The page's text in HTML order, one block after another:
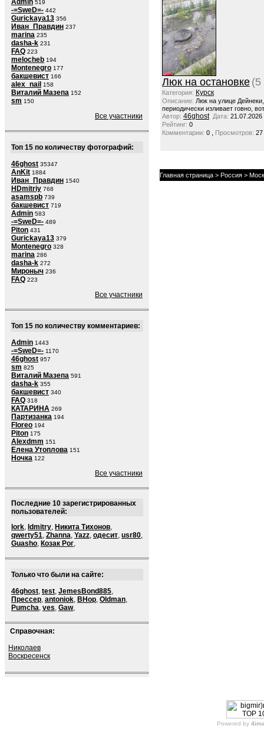
Admin 519
-=SweD=- 442
Gurickaya13 356
Иван_Правдин 237
marina 235
dasha-k 231
FAQ 223
melocheb 194
Montenegro 177
бакшевист 166
alex_nail 158
Виталий Мазепа 152
sm 150
Все участники
Топ 15 по количеству фотографий:
46ghost 35347
AnKit 1884
Иван_Правдин 1540
HDmitriy 768
asamspb 739
бакшевист 719
Admin 583
-=SweD=- 489
Piton 431
Gurickaya13 379
Montenegro 328
marina 286
dasha-k 272
Мироныч 236
FAQ 223
Все участники
Топ 15 по количеству комментариев:
Admin 1443
-=SweD=- 1170
46ghost 957
sm 825
Виталий Мазепа 591
dasha-k 355
бакшевист 340
FAQ 318
КАТАРИНА 269
Партизанка 194
Floreo 194
Piton 175
Alexdmm 151
Елена Утоплова 151
Ночка 122
Все участники
Последние 10 зарегистрированных
пользователей:
lork, ldmitry, Никита Тихонов,
qwerty51, Zhanna, Yazz, одесит, usr80,
Guasho, Козак Рог,
Только что были на сайте:
46ghost, test, JemesBond885,
Прессер, antoniok, BHop, Oldman,
Pumcha, ves, Gaw,
Справочная:
Николаев
Воскресенск
Люк на остановке (5
Категория: Курск
Описание: Люк на улице
периодически изливает говно,
Автор: 46ghost Дата: 21.07.2026
Рейтинг: 0
Комментарии: 0 , Просмотров: 27
Главная страница > Россия >
Powered by